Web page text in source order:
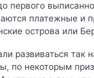
первого
платежные и
острова или
развиваться
по некоторым